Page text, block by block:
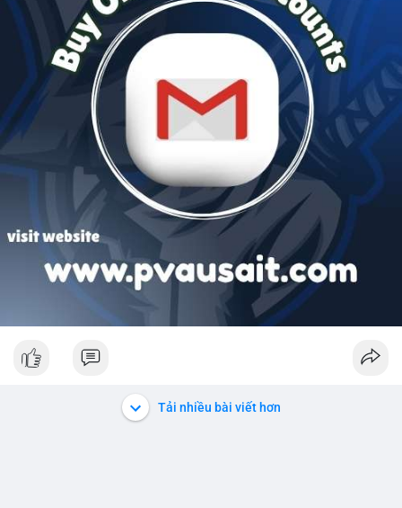
Tải nhiều bài viết hơn